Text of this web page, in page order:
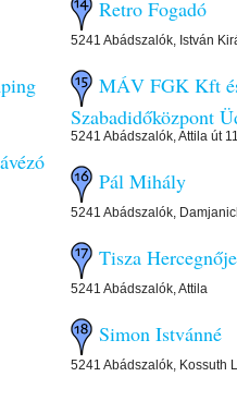
Retro Fogadó
5241 Abádszalók, István
MÁV FGK Kft
Szabadidőközpont
5241 Abádszalók, Attila út
Pál Mihály
5241 Abádszalók,
Tisza
5241 Abádszalók, Attila
Simon Istvánné
5241 Abádszalók, Kossuth